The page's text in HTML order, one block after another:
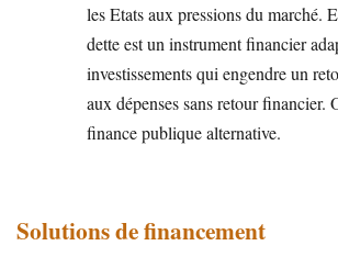
les Etats aux pressions du marché.
dette est un instrument financier
investissements qui engendre un
aux dépenses sans retour financier.
finance publique alternative.
Solutions de financement